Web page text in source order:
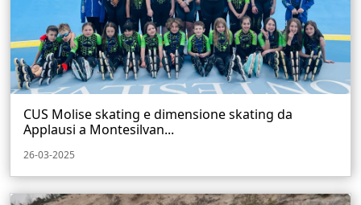
CUS Molise skating e dimensione skating da
Applausi a Montesilvan...
26-03-2025